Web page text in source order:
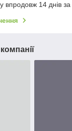
впродовж 14 днів